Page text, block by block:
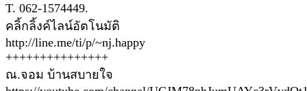
T. 062-1574449.
คลิ้กลิ้งค์ไลน์อัตโนมัติ
http://line.me/ti/p/~nj.happy
+++++++++++++++
ณ.จอม บ้านสบายใจ